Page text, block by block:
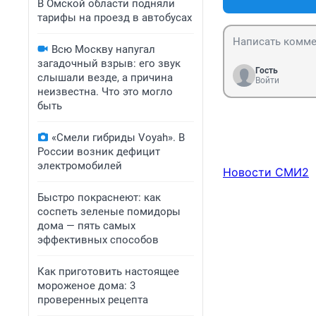
В Омской области подняли
тарифы на проезд в автобусах
Всю Москву напугал
загадочный взрыв: его звук
слышали везде, а причина
неизвестна. Что это могло
быть
«Смели гибриды Voyah». В
России возник дефицит
электромобилей
Быстро покраснеют: как
соспеть зеленые помидоры
дома — пять самых
эффективных способов
Как приготовить настоящее
мороженое дома: 3
проверенных рецепта
Гость
Войти
Новости СМИ2